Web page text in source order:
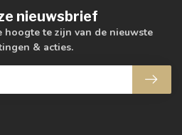
nieuwsbrief
te zijn van de nieuwste
& acties.